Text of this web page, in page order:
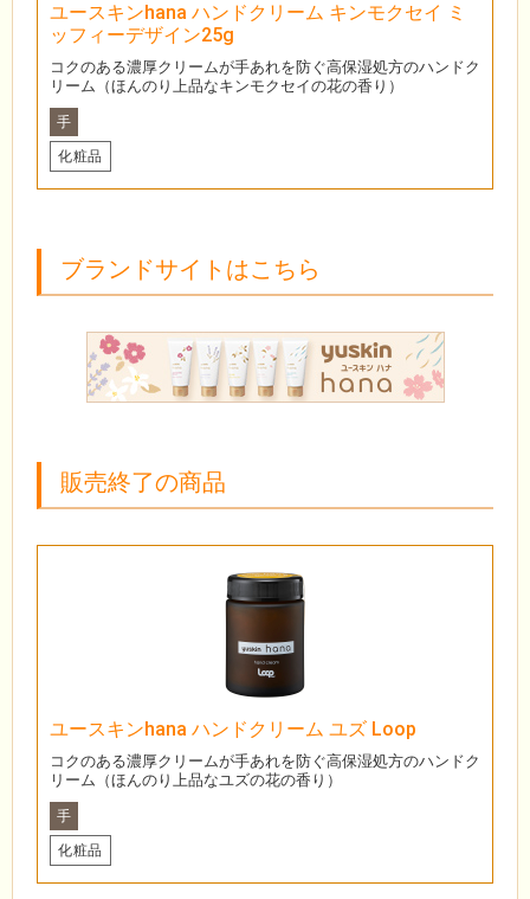
ユースキンhana ハンドクリーム キンモクセイ ミ
ッフィーデザイン25g
コクのある濃厚クリームが手あれを防ぐ高保湿処方のハンドク
リーム（ほんのり上品なキンモクセイの花の香り）
手
化粧品
ブランドサイトはこちら
販売終了の商品
ユースキンhana ハンドクリーム ユズ Loop
コクのある濃厚クリームが手あれを防ぐ高保湿処方のハンドク
リーム（ほんのり上品なユズの花の香り）
手
化粧品